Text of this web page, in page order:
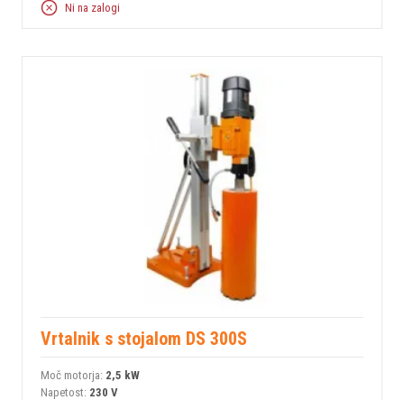
Ni na zalogi
Vrtalnik s stojalom DS 300S
Moč motorja: 2,5 kW
Napetost: 230 V